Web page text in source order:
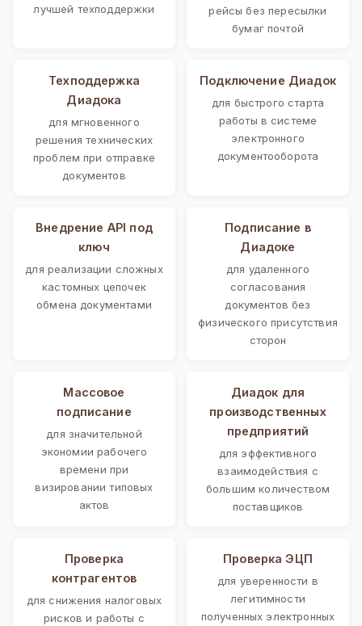
лучшей техподдержки
рейсы без пересылки
бумаг почтой
Техподдержка
Диадока
для мгновенного
решения технических
проблем при отправке
документов
Подключение Диадок
для быстрого старта
работы в системе
электронного
документооборота
Внедрение API под
ключ
для реализации сложных
кастомных цепочек
обмена документами
Подписание в
Диадоке
для удаленного
согласования
документов без
физического присутствия
сторон
Массовое
подписание
для значительной
экономии рабочего
времени при
визировании типовых
актов
Диадок для
производственных
предприятий
для эффективного
взаимодействия с
большим количеством
поставщиков
Проверка
контрагентов
для снижения налоговых
рисков и работы с
Проверка ЭЦП
для уверенности в
легитимности
полученных электронных